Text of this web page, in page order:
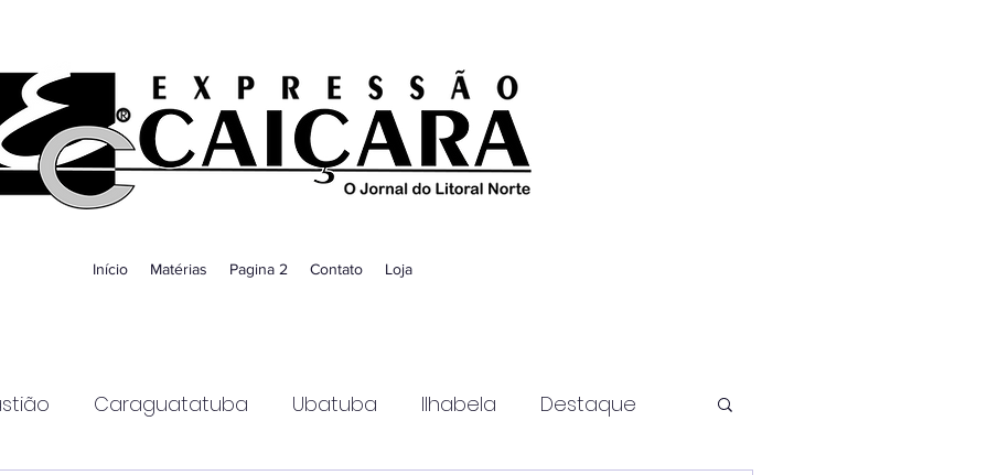
Início Matérias Pagina 2 Contato Loja
Caraguatatuba Ubatuba Ilhabela Destaque